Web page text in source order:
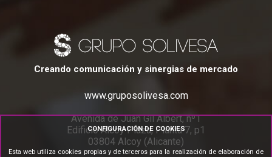
Creando comunicación y sinergias de mercado
www.gruposolivesa.com
Avenida de Juan Gil Albert, nº1
Edificio Alcoy Plaza, Planta 7, p1
03804 Alcoy (Alicante)
CONFIGURACIÓN DE COOKIES
Esta web utiliza cookies propias y de terceros para la realización de elaboración de